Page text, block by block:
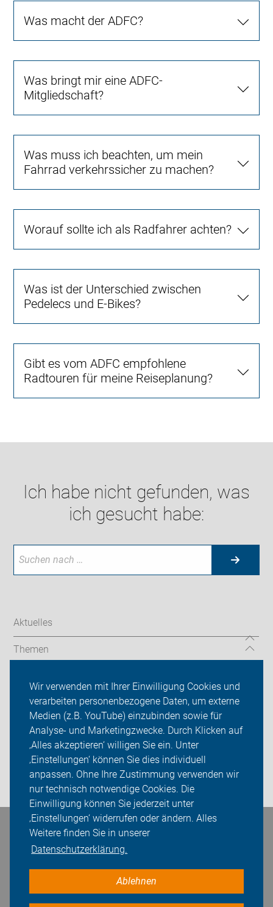
Wir verwenden mit Ihrer Einwilligung Cookies und
verarbeiten personenbezogene Daten, um externe
Medien (z.B. YouTube) einzubinden sowie für
Analyse- und Marketingzwecke. Durch Klicken auf
‚Alles akzeptieren‘ willigen Sie ein. Unter
‚Einstellungen‘ können Sie dies individuell
anpassen. Ohne Ihre Zustimmung verwenden wir
nur technisch notwendige Cookies. Die
Einwilligung können Sie jederzeit unter
‚Einstellungen‘ widerrufen oder ändern. Alles
Weitere finden Sie in unserer
Datenschutzerklärung.
Ablehnen
Was macht der ADFC?
Was bringt mir eine ADFC-
Mitgliedschaft?
Was muss ich beachten, um mein
Fahrrad verkehrssicher zu machen?
Worauf sollte ich als Radfahrer achten?
Was ist der Unterschied zwischen
Pedelecs und E-Bikes?
Gibt es vom ADFC empfohlene
Radtouren für meine Reiseplanung?
Ich habe nicht gefunden, was
ich gesucht habe:
Aktuelles
Themen
ADFC Herten
Sei dabei
Presse
Login
Bleiben Sie in Kontakt